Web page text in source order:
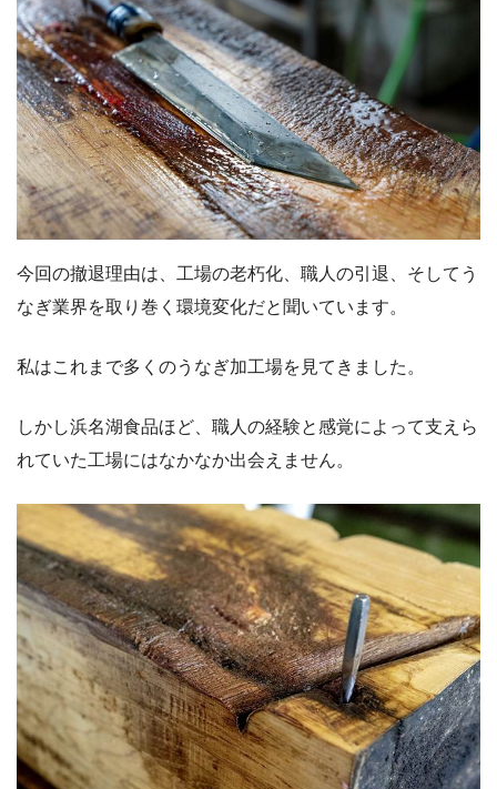
今回の撤退理由は、工場の老朽化、職人の引退、そしてう
なぎ業界を取り巻く環境変化だと聞いています。
私はこれまで多くのうなぎ加工場を見てきました。
しかし浜名湖食品ほど、職人の経験と感覚によって支えら
れていた工場にはなかなか出会えません。